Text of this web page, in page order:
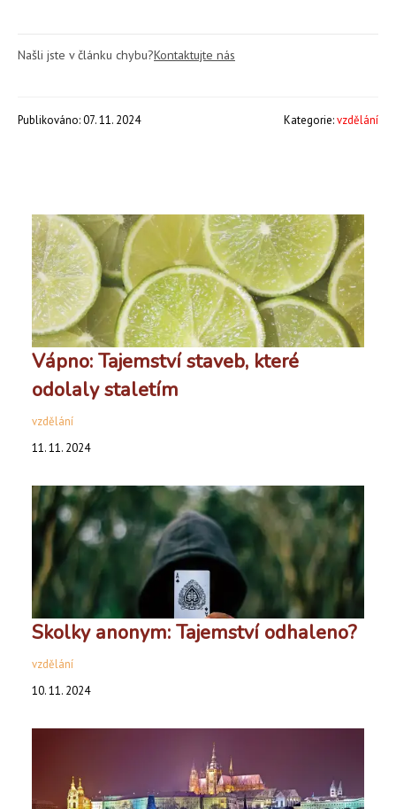
Našli jste v článku chybu?Kontaktujte nás
Publikováno: 07. 11. 2024 Kategorie:vzdělání
Vápno: Tajemství staveb, které
odolaly staletím
vzdělání
11. 11. 2024
Skolky anonym: Tajemství odhaleno?
vzdělání
10. 11. 2024